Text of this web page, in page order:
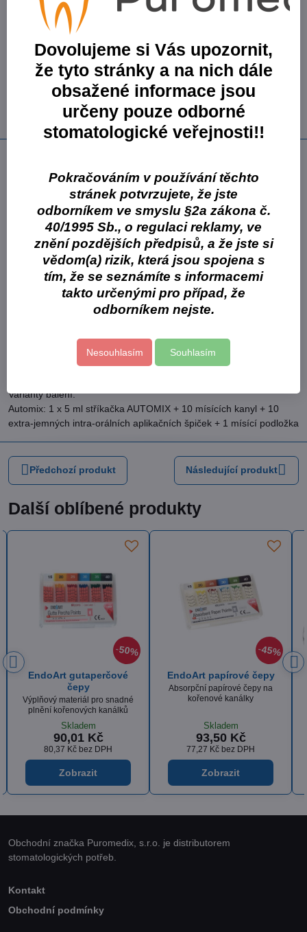
Varianty produktů
Skladové číslo:OBAX1-5-Výprodej
Skladem
1753,04 Kč
1235,90 Kč
1103,48 Kč bez DPH
cement s epoxy-aminovou bází pro trvalou obturaci kořenových
kanálků k použití společně s guttaperčovými čepy
dokonalé těsnění zajistí úspěch vašich klinických případů
ideální konzistence pro snadnou implementaci a vynikající
podporu okolo guttaperčových čepů
zjednodušuje pracovní postup snadným odstraněním přebytků
v dřenové dutině
rozdílné koncovky zabrání křížové kontaminaci
biokompatibilní & bez obsahu stříbra
bez podráždění periapikální tkáně
malé smrštění a nízká rozpustnost
není třeba primeru
případě lze snadno odstranit
Varianty balení:
Automix: 1 x 5 ml stříkačka AUTOMIX + 10 mísících kanyl + 10
extra-jemných intra-orálních aplikačních špiček + 1 mísící podložka
Předchozí produkt Následující produkt
Další oblíbené produkty
45%
RubyPlaton vatové
válečky
Vysoce kvalitní vatové válečky
vyrobené ze 100% bavlny
Skladem
72 Kč
59,50 Kčbez DPH
Zobrazit
Euronda Kelímky, 200ml,
100ks
Plastové kelímky s
Vyprodáno
66 Kč
54,55 Kčbez DPH
Zobrazit
Obchodní značka Puromedix, s.r.o. je distributorem
stomatologických potřeb.
Kontakt
Obchodní podmínky
Dovolujeme si Vás upozornit,
že tyto stránky a na nich dále
obsažené informace jsou
určeny pouze odborné
stomatologické veřejnosti!!
Pokračováním v používání těchto
stránek potvrzujete, že jste
odborníkem ve smyslu §2a zákona č.
40/1995 Sb., o regulaci reklamy, ve
znění pozdějších předpisů, a že jste si
vědom(a) rizik, která jsou spojena s
tím, že se seznámíte s informacemi
takto určenými pro případ, že
odborníkem nejste.
Nesouhlasím Souhlasím